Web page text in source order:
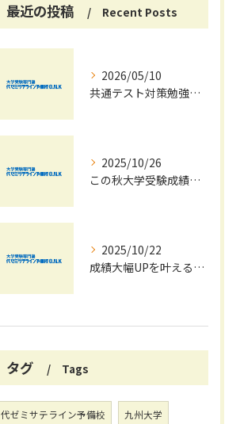
最近の投稿 Recent Posts
2026/05/10
共通テスト対策勉強は早めに始めましょう！
2025/10/26
この秋大学受験成績大幅UPの秘訣
2025/10/22
成績大幅UPを叶える秋の効率学習法
タグ Tags
代ゼミサテライン予備校 九州大学